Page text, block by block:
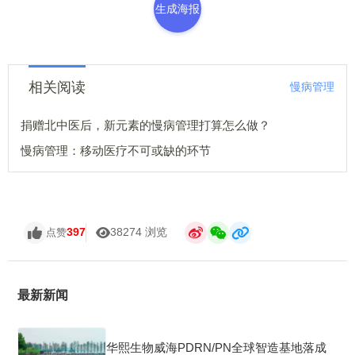
生成海报
相关阅读 慢病管理
捐赠北中医后，新元素的慢病管理打算怎么做？
慢病管理：移动医疗不可或缺的环节
点赞397 38274 浏览
最新新闻
华熙生物威海PDRN/PN全球智造基地落成